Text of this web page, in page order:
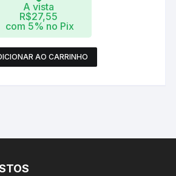
A vista
R$27,55
com 5% no Pix
AO CARRINHO